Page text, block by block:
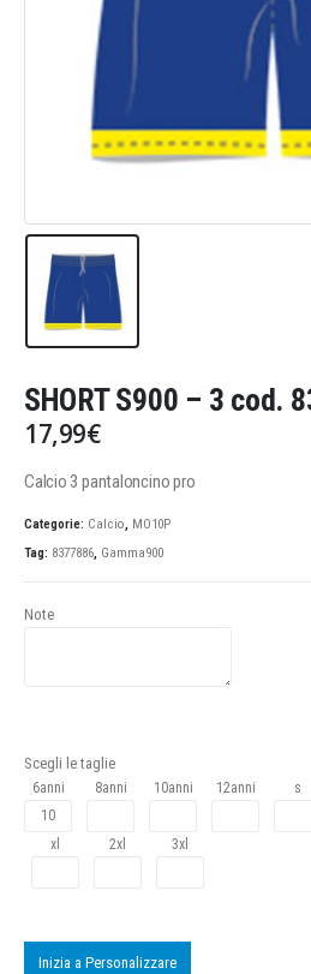
SHORT S900 – 3 cod.
17,99€
Calcio 3 pantaloncino pro
Categorie: Calcio, MO10P
Tag: 8377886 Gamma900
Note
Scegli le taglie
6anni 8anni 10anni 12anni s
xl 2xl 3xl
Inizia a Personalizzare